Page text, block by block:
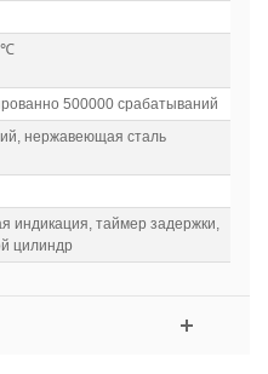
500000 срабатываний
нержавеющая сталь
индикация, таймер задержки,
цилиндр